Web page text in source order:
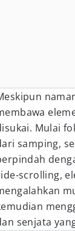
Mulai
samping,
scrolling,
senjata